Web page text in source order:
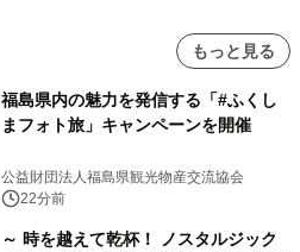
もっと見る
福島県内の魅力を発信する「#ふくし
まフォト旅」キャンペーンを開催
公益財団法人福島県観光物産交流協会
22分前
～ 時を越えて乾杯！ ノスタルジック